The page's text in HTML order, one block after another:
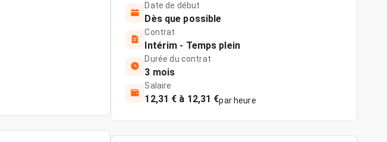
Date de début
Dès que possible
Contrat
Intérim - Temps plein
Durée du contrat
3 mois
Salaire
12,31 € à 12,31 €par heure